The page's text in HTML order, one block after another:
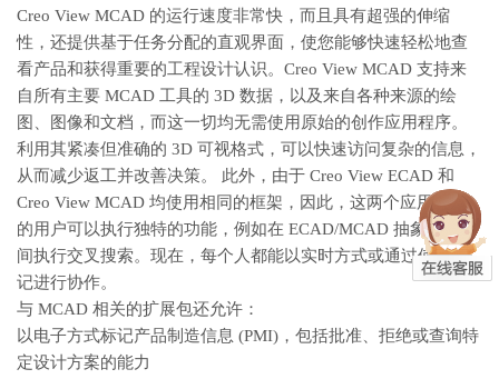
Creo View MCAD 的运行速度非常快，而且具有超强的伸缩
性，还提供基于任务分配的直观界面，使您能够快速轻松地查
看产品和获得重要的工程设计认识。Creo View MCAD 支持来
自所有主要 MCAD 工具的 3D 数据，以及来自各种来源的绘
图、图像和文档，而这一切均无需使用原始的创作应用程序。
利用其紧凑但准确的 3D 可视格式，可以快速访问复杂的信息，
从而减少返工并改善决策。 此外，由于 Creo View ECAD 和
Creo View MCAD 均使用相同的框架，因此，这两个应用程序
的用户可以执行独特的功能，例如在 ECAD/MCAD 抽象概念之
间执行交叉搜索。现在，每个人都能以实时方式或通过使用标
记进行协作。
与 MCAD 相关的扩展包还允许：
以电子方式标记产品制造信息 (PMI)，包括批准、拒绝或查询特
定设计方案的能力